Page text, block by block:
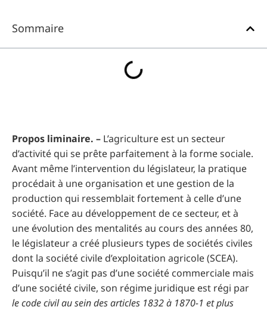
Sommaire
Propos liminaire. – L’agriculture est un secteur
d’activité qui se prête parfaitement à la forme sociale.
Avant même l’intervention du législateur, la pratique
procédait à une organisation et une gestion de la
production qui ressemblait fortement à celle d’une
société. Face au développement de ce secteur, et à
une évolution des mentalités au cours des années 80,
le législateur a créé plusieurs types de sociétés civiles
dont la société civile d’exploitation agricole (SCEA).
Puisqu’il ne s’agit pas d’une société commerciale mais
d’une société civile, son régime juridique est régi par
le code civil au sein des articles 1832 à 1870-1 et plus